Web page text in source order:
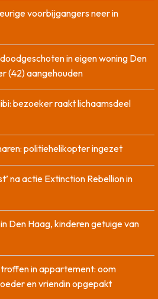
voorbijgangers neer in
in eigen woning Den
(42) aangehouden
bezoeker raakt lichaamsdeel
politiehelikopter ingezet
na actie Extinction Rebellion in
Den Haag, kinderen getuige van
in appartement: oom
en vriendin opgepakt